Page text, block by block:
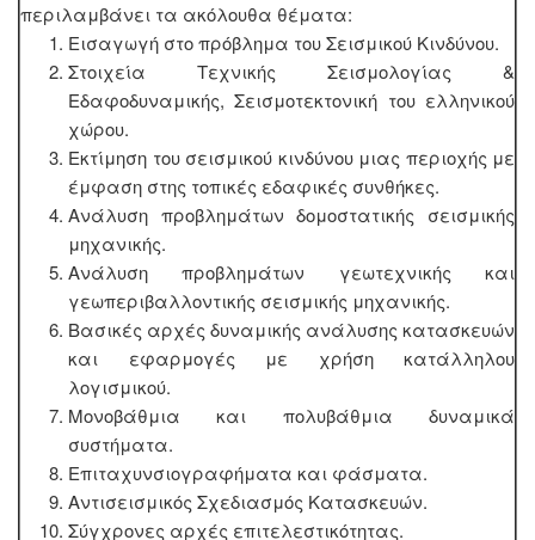
περιλαμβάνει τα ακόλουθα θέματα:
Εισαγωγή στο πρόβλημα του Σεισμικού Κινδύνου.
Στοιχεία Τεχνικής Σεισμολογίας &
Εδαφοδυναμικής, Σεισμοτεκτονική του ελληνικού
χώρου.
Εκτίμηση του σεισμικού κινδύνου μιας περιοχής με
έμφαση στης τοπικές εδαφικές συνθήκες.
Ανάλυση προβλημάτων δομοστατικής σεισμικής
μηχανικής.
Ανάλυση προβλημάτων γεωτεχνικής και
γεωπεριβαλλοντικής σεισμικής μηχανικής.
Βασικές αρχές δυναμικής ανάλυσης κατασκευών
και εφαρμογές με χρήση κατάλληλου
λογισμικού.
Μονοβάθμια και πολυβάθμια δυναμικά
συστήματα.
Επιταχυνσιογραφήματα και φάσματα.
Αντισεισμικός Σχεδιασμός Κατασκευών.
Σύγχρονες αρχές επιτελεστικότητας.